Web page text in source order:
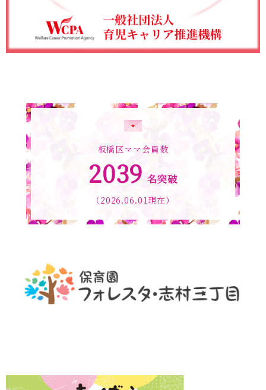
板橋区ママ会員数
2039 名突破
（2026.06.01現在）